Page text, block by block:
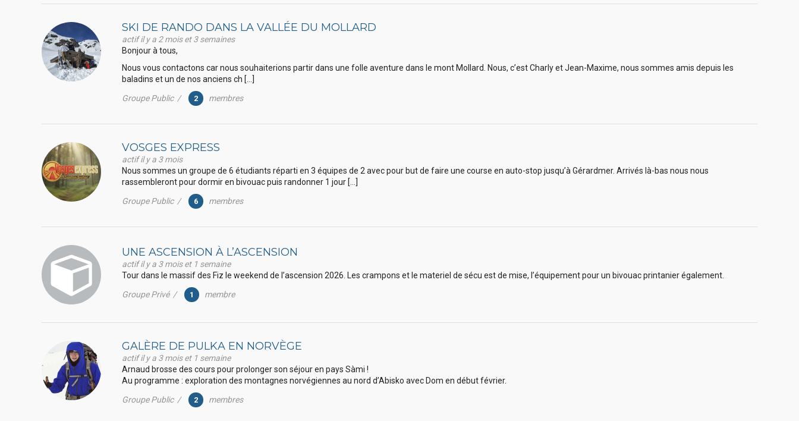
SKI DE RANDO DANS LA VALLÉE DU MOLLARD
actif il y a 2 mois et 3 semaines
Bonjour à tous,
Nous vous contactons car nous souhaiterions partir dans une folle aventure dans le mont Mollard. Nous, c’est Charly et Jean-Maxime, nous sommes amis depuis les
baladins et un de nos anciens ch […]
Groupe Public /
2 membres
VOSGES EXPRESS
actif il y a 3 mois
Nous sommes un groupe de 6 étudiants réparti en 3 équipes de 2 avec pour but de faire une course en auto-stop jusqu’à Gérardmer. Arrivés là-bas nous nous
rassembleront pour dormir en bivouac puis randonner 1 jour […]
Groupe Public /
6 membres
UNE ASCENSION À L’ASCENSION
actif il y a 3 mois et 1 semaine
Tour dans le massif des Fiz le weekend de l’ascension 2026. Les crampons et le materiel de sécu est de mise, l’équipement pour un bivouac printanier également.
Groupe Privé /
1 membre
GALÈRE DE PULKA EN NORVÈGE
actif il y a 3 mois et 1 semaine
Arnaud brosse des cours pour prolonger son séjour en pays Sàmi !
Au programme : exploration des montagnes norvégiennes au nord d’Abisko avec Dom en début février.
Groupe Public /
2 membres